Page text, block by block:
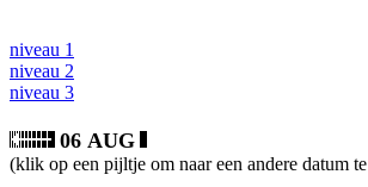
niveau 1
niveau 2
niveau 3
06 AUG
(klik op een pijltje om naar een andere datum